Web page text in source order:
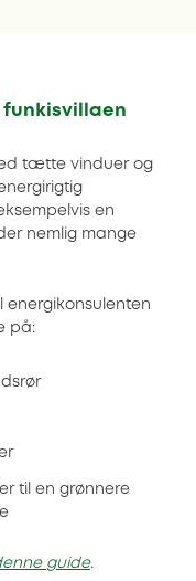
funkisvillaen
tætte vinduer og
en
nemlig mange
energikonsulenten
på:
til en grønnere
guide.